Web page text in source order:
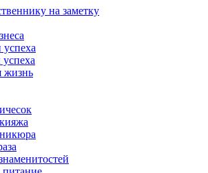
на заметку
жизнь